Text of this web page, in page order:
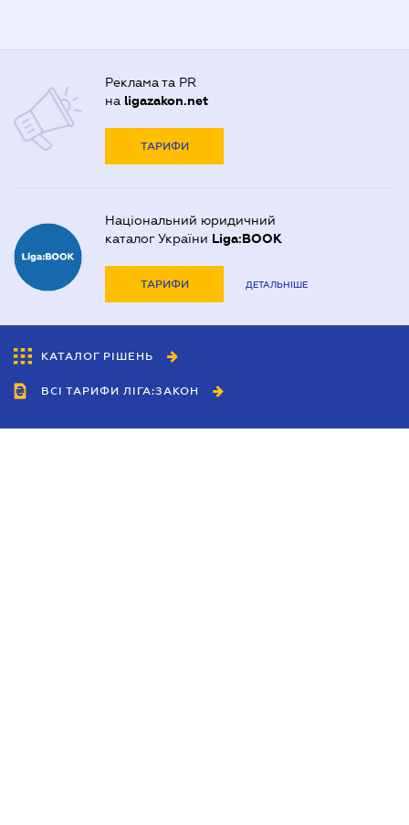
Реклама та PR
на ligazakon.net
ТАРИФИ
Національний юридичний
каталог України Liga:BOOK
ТАРИФИ ДЕТАЛЬНІШЕ
КАТАЛОГ РІШЕНЬ
ВСІ ТАРИФИ ЛІГА:ЗАКОН